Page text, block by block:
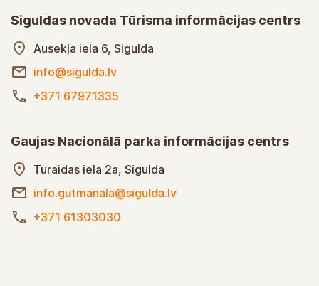
Siguldas novada Tūrisma informācijas centrs
Ausekļa iela 6, Sigulda
info@sigulda.lv
+371 67971335
Gaujas Nacionālā parka informācijas centrs
Turaidas iela 2a, Sigulda
info.gutmanala@sigulda.lv
+371 61303030